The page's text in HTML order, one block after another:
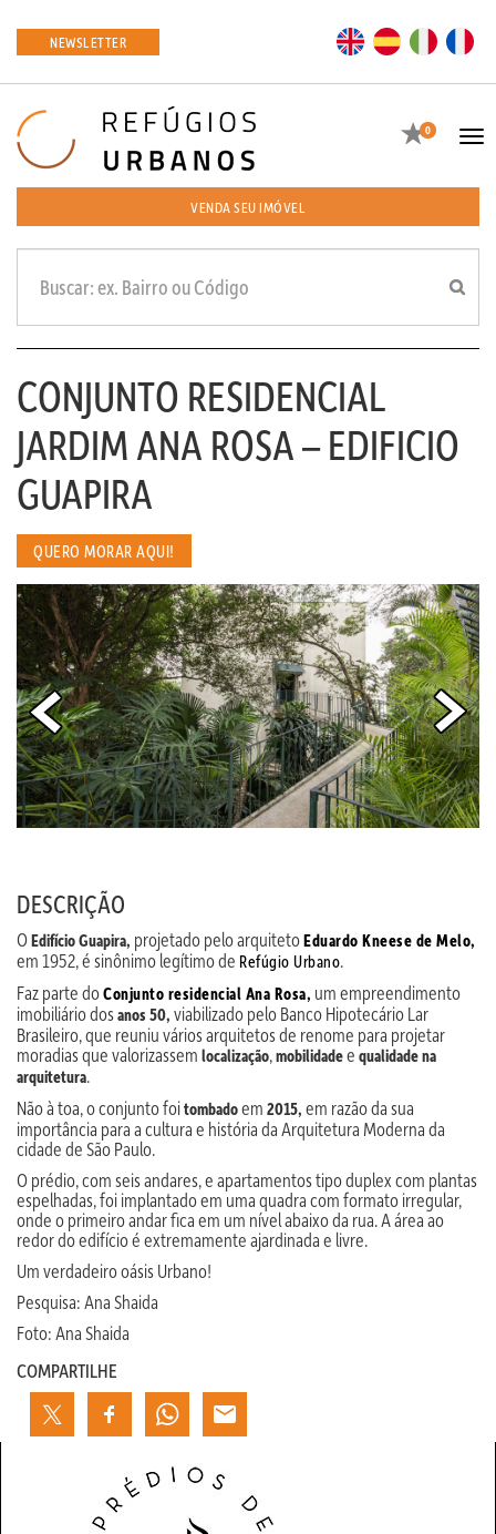
NEWSLETTER EN ES
Favoritos
0
VENDA SEU IMÓVEL
CONJUNTO RESIDENCIAL
JARDIM ANA ROSA – EDIFICIO
GUAPIRA
QUERO MORAR AQUI!
DESCRIÇÃO
OEdifício Guapira, projetado pelo arquitetoEduardo Kneese de Melo,
em 1952, é sinônimo legítimo de Refúgio Urbano.
Faz parte doConjunto residencial Ana Rosa, um empreendimento
imobiliário dosanos 50, viabilizado pelo Banco Hipotecário Lar
Brasileiro, que reuniu vários arquitetos de renome para projetar
moradias que valorizassem localização,mobilidadee qualidade na
arquitetura.
Não à toa, o conjunto foitombadoem 2015, em razão da sua
importância para a cultura e história da Arquitetura Moderna da
cidade de São Paulo.
O prédio, com seis andares, e apartamentos tipo duplex com plantas
espelhadas, foi implantado em uma quadra com formato irregular,
onde o primeiro andar fica em um nível abaixo da rua. A área ao
redor do edifício é extremamente ajardinada e livre.
Um verdadeiro oásis Urbano!
Pesquisa: Ana Shaida
Foto: Ana Shaida
COMPARTILHE